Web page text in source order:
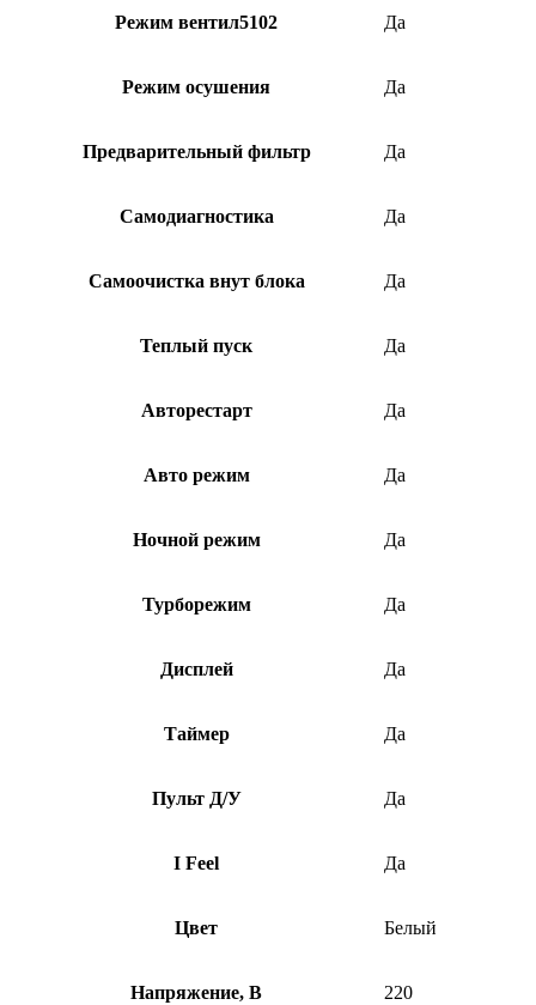
Режим вентил5102 Да
Режим осушения Да
Предварительный фильтр Да
Самодиагностика Да
Самоочистка внут блока Да
Теплый пуск Да
Авторестарт Да
Авто режим Да
Ночной режим Да
Турборежим Да
Дисплей Да
Таймер Да
Пульт Д/У Да
I Feel Да
Цвет Белый
Напряжение, В 220